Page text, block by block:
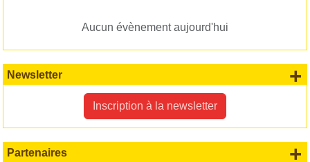
Aucun évènement aujourd'hui
Newsletter
Inscription à la newsletter
+
Partenaires +